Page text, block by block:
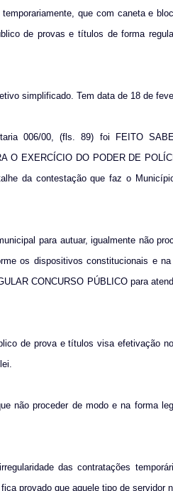
que com caneta e
de provas e títulos de forma
simplificado. Tem data de 18 de
006/00, (fls. 89) foi FEITO
O EXERCÍCIO DO PODER DE
da contestação que faz o
para autuar, igualmente não
os dispositivos constitucionais e
CONCURSO PÚBLICO para
de prova e títulos visa efetivação
não proceder de modo e na forma
das contratações
provado que aquele tipo de servidor